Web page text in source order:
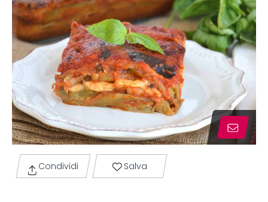
Condividi Salva